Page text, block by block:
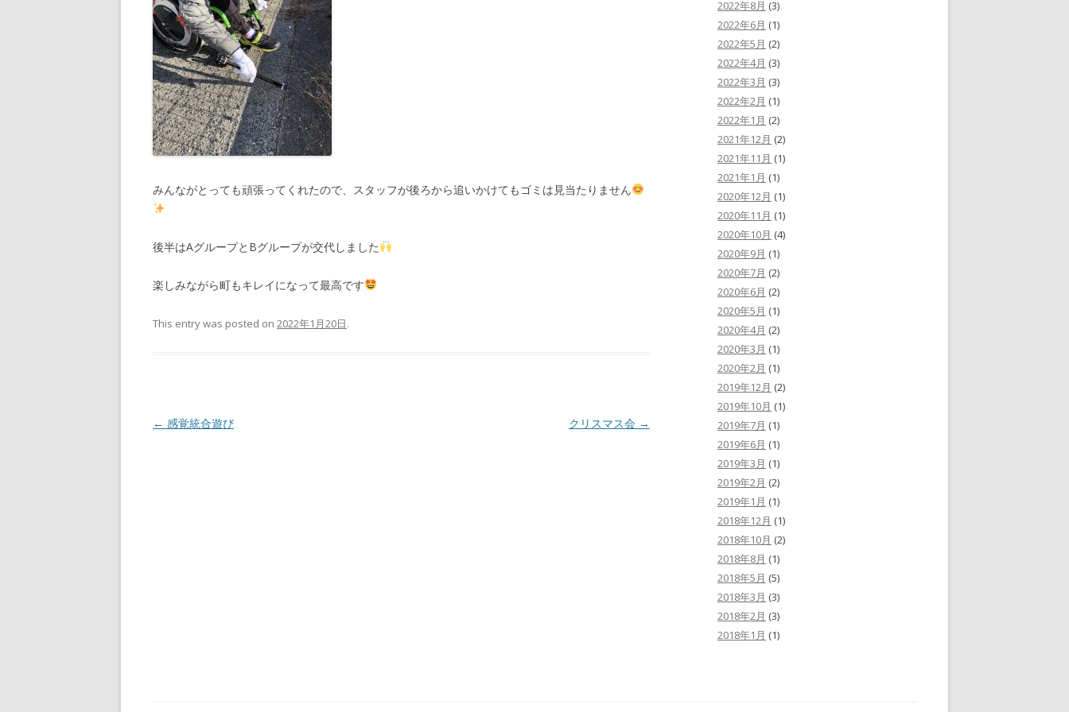
みんながとっても頑張ってくれたので、スタッフが後ろから追いかけてもゴミは見当たりません
後半はAグループとBグループが交代しました
楽しみながら町もキレイになって最高です
This entry was posted on 2022年1月20日.
投
← 感覚統合遊び クリスマス会 →
2022年8月 (3)
2022年6月 (1)
2022年5月 (2)
2022年4月 (3)
2022年3月 (3)
2022年2月 (1)
2022年1月 (2)
2021年12月 (2)
2021年11月 (1)
2021年1月 (1)
2020年12月 (1)
2020年11月 (1)
2020年10月 (4)
2020年9月 (1)
2020年7月 (2)
2020年6月 (2)
2020年5月 (1)
2020年4月 (2)
2020年3月 (1)
2020年2月 (1)
2019年12月 (2)
2019年10月 (1)
2019年7月 (1)
2019年6月 (1)
2019年3月 (1)
2019年2月 (2)
2019年1月 (1)
2018年12月 (1)
2018年10月 (2)
2018年8月 (1)
2018年5月 (5)
2018年3月 (3)
2018年2月 (3)
2018年1月 (1)